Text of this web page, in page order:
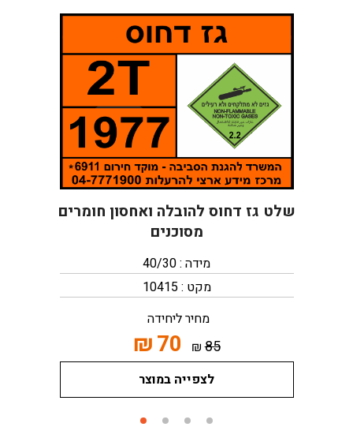
שלט גז דחוס להובלה ואחסון חומרים
מסוכנים
מידה : 40/30
מקט : 10415
מחיר ליחידה
85
₪
70
₪
לצפייה במוצר